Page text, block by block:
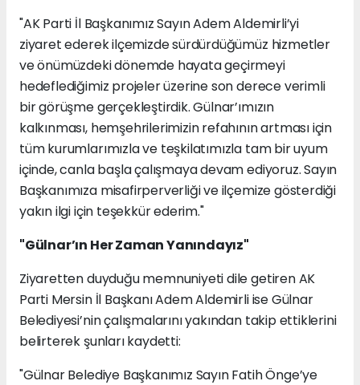
"AK Parti İl Başkanımız Sayın Adem Aldemirli’yi
ziyaret ederek ilçemizde sürdürdüğümüz hizmetler
ve önümüzdeki dönemde hayata geçirmeyi
hedeflediğimiz projeler üzerine son derece verimli
bir görüşme gerçekleştirdik. Gülnar’ımızın
kalkınması, hemşehrilerimizin refahının artması için
tüm kurumlarımızla ve teşkilatımızla tam bir uyum
içinde, canla başla çalışmaya devam ediyoruz. Sayın
Başkanımıza misafirperverliği ve ilçemize gösterdiği
yakın ilgi için teşekkür ederim."
"Gülnar’ın Her Zaman Yanındayız"
Ziyaretten duyduğu memnuniyeti dile getiren AK
Parti Mersin İl Başkanı Adem Aldemirli ise Gülnar
Belediyesi’nin çalışmalarını yakından takip ettiklerini
belirterek şunları kaydetti:
"Gülnar Belediye Başkanımız Sayın Fatih Önge’ye